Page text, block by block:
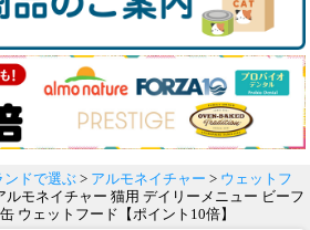
ンドで選ぶ > アルモネイチャー > ウェットフ
ルモネイチャー 猫用 デイリーメニュー ビーフ
ウェットフード【ポイント10倍】